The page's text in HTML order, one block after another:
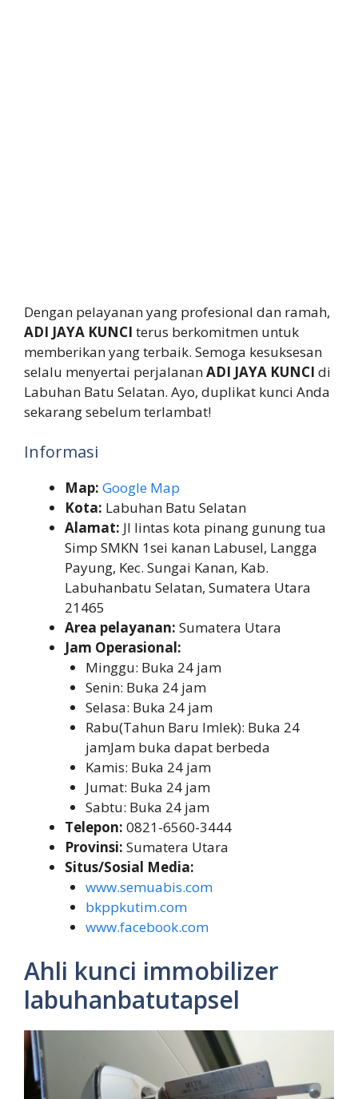
Dengan pelayanan yang profesional dan ramah,
ADI JAYA KUNCI terus berkomitmen untuk
memberikan yang terbaik. Semoga kesuksesan
selalu menyertai perjalananADI JAYA KUNCI di
Labuhan Batu Selatan. Ayo, duplikat kunci Anda
sekarang sebelum terlambat!
Informasi
Map: Google Map
Kota: Labuhan Batu Selatan
Alamat: Jl lintas kota pinang gunung tua
Simp SMKN 1sei kanan Labusel, Langga
Payung, Kec. Sungai Kanan, Kab.
Labuhanbatu Selatan, Sumatera Utara
21465
Area pelayanan: Sumatera Utara
Jam Operasional:
Minggu: Buka 24 jam
Senin: Buka 24 jam
Selasa: Buka 24 jam
Rabu(Tahun Baru Imlek): Buka 24
jamJam buka dapat berbeda
Kamis: Buka 24 jam
Jumat: Buka 24 jam
Sabtu: Buka 24 jam
Telepon: 0821-6560-3444
Provinsi: Sumatera Utara
Situs/Sosial Media:
www.semuabis.com
bkppkutim.com
www.facebook.com
Ahli kunci immobilizer
labuhanbatutapsel